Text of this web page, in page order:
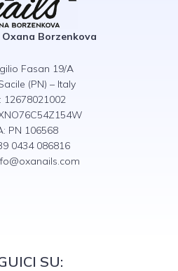
Borzenkova
Fasan 19/A
(PN) – Italy
12678021002
PN 106568
0434 086816
SU: